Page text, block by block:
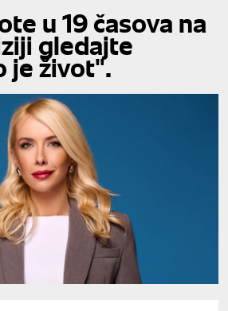
u 19 časova na
gledajte
je život".